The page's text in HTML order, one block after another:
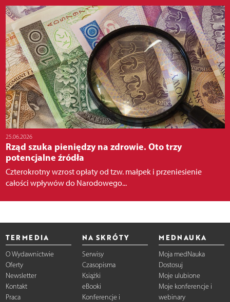
25.06.2026
Rząd szuka pieniędzy na zdrowie. Oto trzy
potencjalne źródła
Czterokrotny wzrost opłaty od tzw. małpek i przeniesienie
całości wpływów do Narodowego...
TERMEDIA
O Wydawnictwie
Oferty
Newsletter
Kontakt
Praca
NA SKRÓTY
Serwisy
Czasopisma
Książki
eBooki
Konferencje i
MEDNAUKA
Moja medNauka
Dostosuj
Moje ulubione
Moje konferencje i
webinary